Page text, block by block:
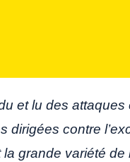
et lu des
dirigées contre
grande variété